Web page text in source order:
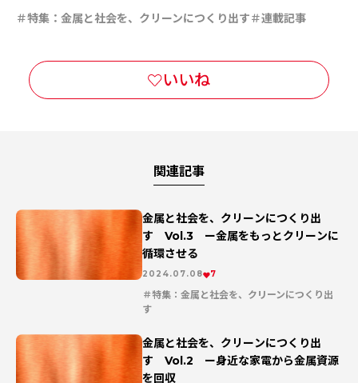
特集：金属と社会を、クリーンにつくり出す 連載記事
関連記事
金属と社会を、クリーンにつくり出
す Vol.3 ー金属をもっとクリーンに
循環させる
2024.07.08 7
特集：金属と社会を、クリーンにつくり出
す
金属と社会を、クリーンにつくり出
す Vol.2 ー身近な家電から金属資源
を回収